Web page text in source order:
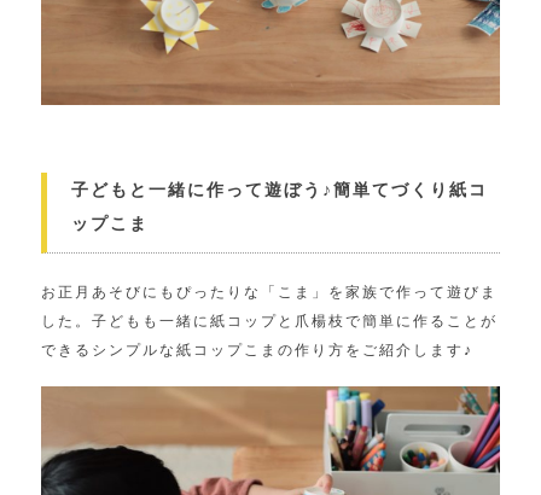
子どもと一緒に作って遊ぼう♪簡単てづくり紙コ
ップこま
お正月あそびにもぴったりな「こま」を家族で作って遊びま
した。子どもも一緒に紙コップと爪楊枝で簡単に作ることが
できるシンプルな紙コップこまの作り方をご紹介します♪